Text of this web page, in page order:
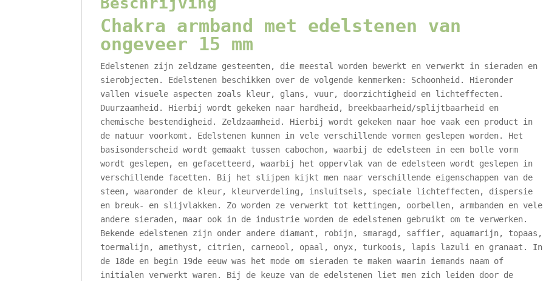
Chakra armband met edelstenen van
ongeveer 15 mm
Edelstenen zijn zeldzame gesteenten, die meestal worden bewerkt en verwerkt in sieraden en
sierobjecten. Edelstenen beschikken over de volgende kenmerken: Schoonheid. Hieronder
vallen visuele aspecten zoals kleur, glans, vuur, doorzichtigheid en lichteffecten.
Duurzaamheid. Hierbij wordt gekeken naar hardheid, breekbaarheid/splijtbaarheid en
chemische bestendigheid. Zeldzaamheid. Hierbij wordt gekeken naar hoe vaak een product in
de natuur voorkomt. Edelstenen kunnen in vele verschillende vormen geslepen worden. Het
basisonderscheid wordt gemaakt tussen cabochon, waarbij de edelsteen in een bolle vorm
wordt geslepen, en gefacetteerd, waarbij het oppervlak van de edelsteen wordt geslepen in
verschillende facetten. Bij het slijpen kijkt men naar verschillende eigenschappen van de
steen, waaronder de kleur, kleurverdeling, insluitsels, speciale lichteffecten, dispersie
en breuk- en slijvlakken. Zo worden ze verwerkt tot kettingen, oorbellen, armbanden en vele
andere sieraden, maar ook in de industrie worden de edelstenen gebruikt om te verwerken.
Bekende edelstenen zijn onder andere diamant, robijn, smaragd, saffier, aquamarijn, topaas,
toermalijn, amethyst, citrien, carneool, opaal, onyx, turkoois, lapis lazuli en granaat. In
de 18de en begin 19de eeuw was het mode om sieraden te maken waarin iemands naam of
initialen verwerkt waren. Bij de keuze van de edelstenen liet men zich leiden door de